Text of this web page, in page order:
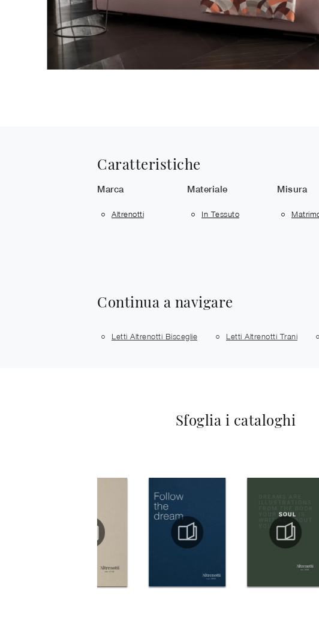
Caratteristiche
Marca
Altrenotti
Materiale
In Tessuto
Misura
Continua a navigare
Letti Altrenotti Bisceglie Letti Altrenotti Trani
Sfoglia i cataloghi